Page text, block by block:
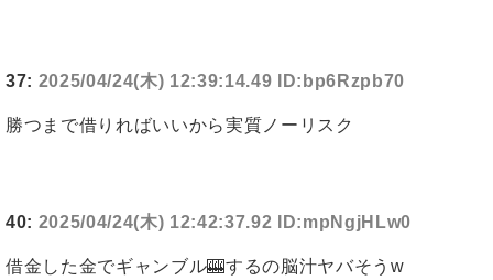
37: 2025/04/24(木) 12:39:14.49 ID:bp6Rzpb70
勝つまで借りればいいから実質ノーリスク
40: 2025/04/24(木) 12:42:37.92 ID:mpNgjHLw0
借金した金でギャンブル🎰するの脳汁ヤバそうw